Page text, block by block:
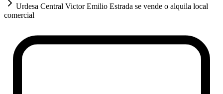
Urdesa Central Victor Emilio Estrada se vende o alquila local
comercial